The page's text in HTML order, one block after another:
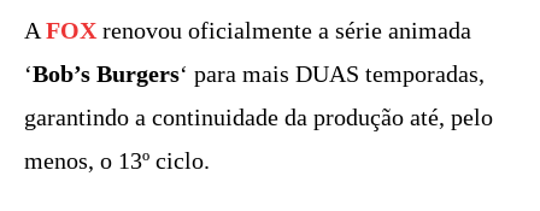
A FOX renovou oficialmente a série animada
‘Bob’s Burgers‘ para mais DUAS temporadas,
garantindo a continuidade da produção até, pelo
menos, o 13º ciclo.